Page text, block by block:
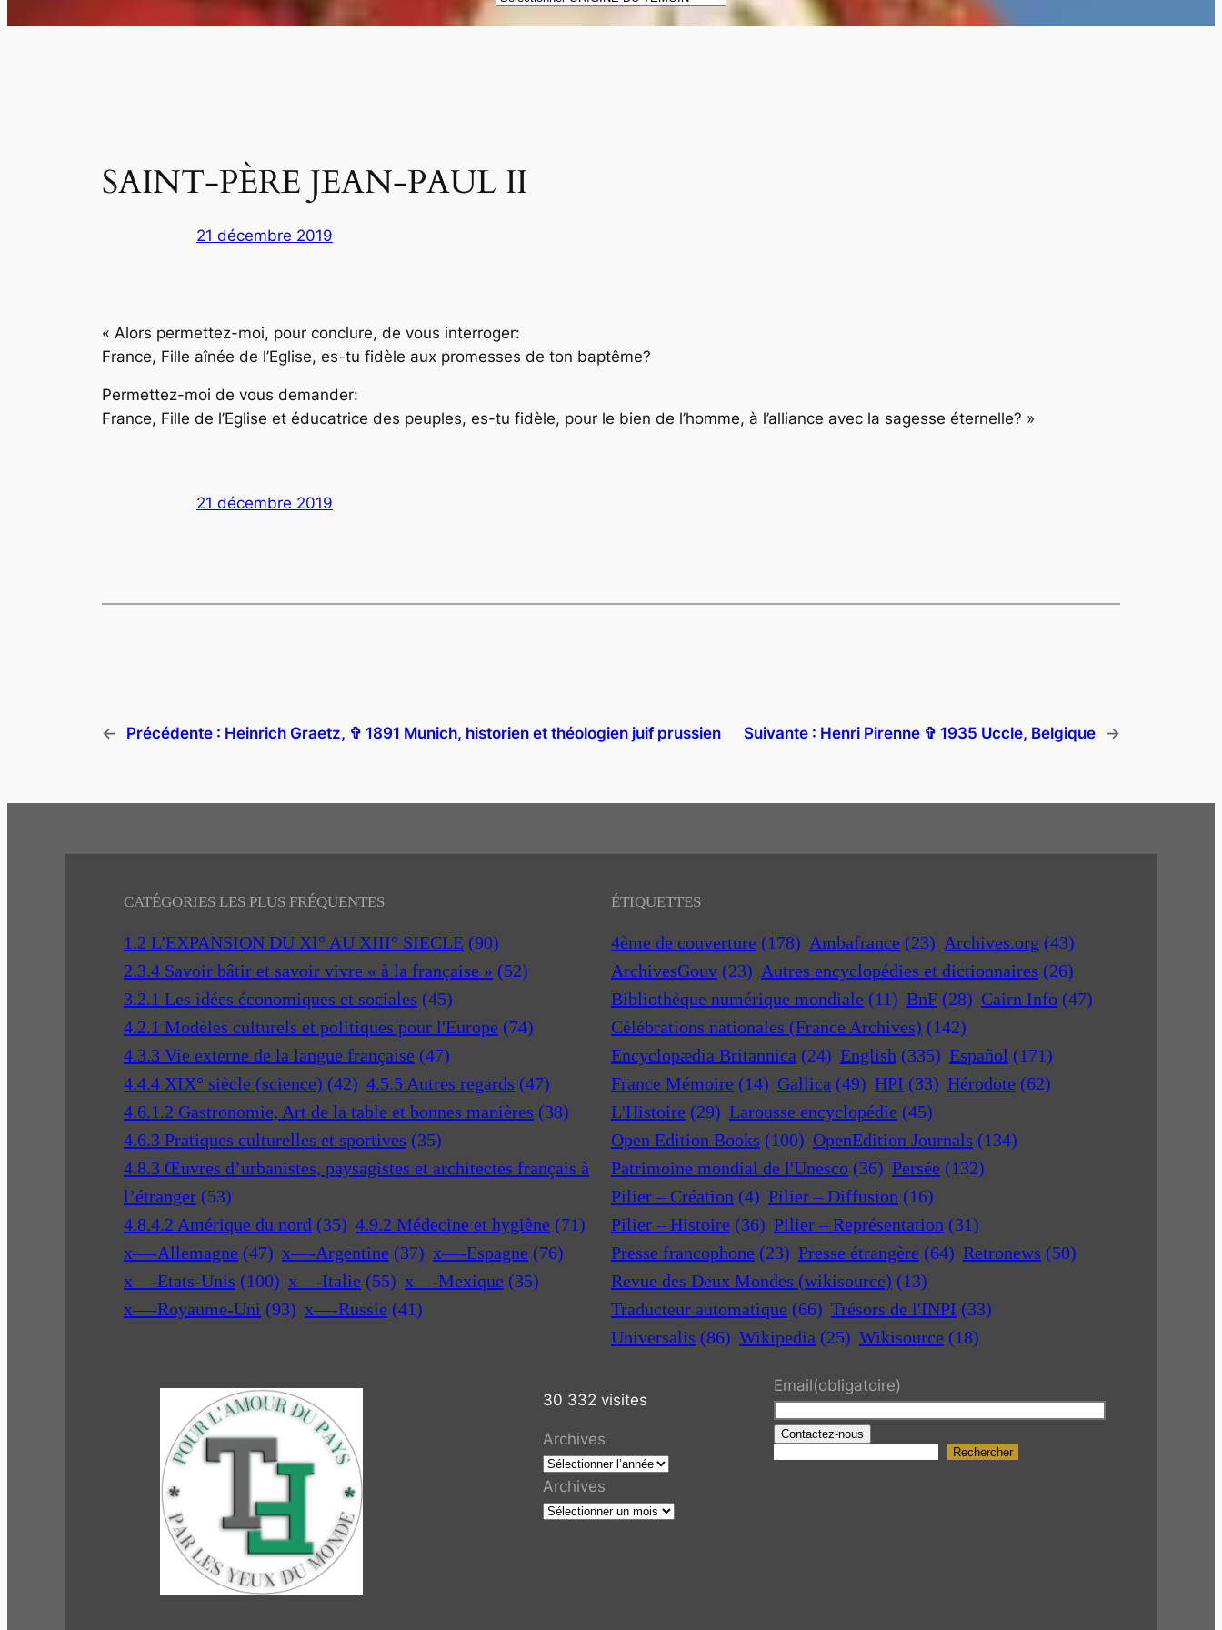
SAINT-PÈRE JEAN-PAUL II
21 décembre 2019
« Alors permettez-moi, pour conclure, de vous interroger:
France, Fille aînée de l’Eglise, es-tu fidèle aux promesses de ton baptême?
Permettez-moi de vous demander:
France, Fille de l’Eglise et éducatrice des peuples, es-tu fidèle, pour le bien de l’homme, à l’alliance avec la sagesse éternelle? »
21 décembre 2019
← Précédente : Heinrich Graetz, ✞ 1891 Munich, historien et théologien juif prussien Suivante : Henri Pirenne ✞ 1935 Uccle, Belgique →
CATÉGORIES LES PLUS FRÉQUENTES
1.2 L'EXPANSION DU XI° AU XIII° SIECLE (90)
2.3.4 Savoir bâtir et savoir vivre « à la française » (52)
3.2.1 Les idées économiques et sociales (45)
4.2.1 Modèles culturels et politiques pour l'Europe (74)
4.3.3 Vie externe de la langue française (47)
4.4.4 XIX° siècle (science) (42) 4.5.5 Autres regards (47)
4.6.1.2 Gastronomie, Art de la table et bonnes manières (38)
4.6.3 Pratiques culturelles et sportives (35)
4.8.3 Œuvres d’urbanistes, paysagistes et architectes français à
l’étranger (53)
4.8.4.2 Amérique du nord (35) 4.9.2 Médecine et hygiène (71)
x—-Allemagne (47) x—-Argentine (37) x—-Espagne (76)
x—-Etats-Unis (100) x—-Italie (55) x—-Mexique (35)
x—-Royaume-Uni (93) x—-Russie (41)
ÉTIQUETTES
4ème de couverture (178) Ambafrance (23) Archives.org (43)
ArchivesGouv (23) Autres encyclopédies et dictionnaires (26)
Bibliothèque numérique mondiale (11) BnF (28) Cairn Info (47)
Célébrations nationales (France Archives) (142)
Encyclopædia Britannica (24) English (335) Español (171)
France Mémoire (14) Gallica (49) HPI (33) Hérodote (62)
L'Histoire (29) Larousse encyclopédie (45)
Open Edition Books (100) OpenEdition Journals (134)
Patrimoine mondial de l'Unesco (36) Persée (132)
Pilier – Création (4) Pilier – Diffusion (16)
Pilier – Histoire (36) Pilier – Représentation (31)
Presse francophone (23) Presse étrangère (64) Retronews (50)
Revue des Deux Mondes (wikisource) (13)
Traducteur automatique (66) Trésors de l'INPI (33)
Universalis (86) Wikipedia (25) Wikisource (18)
30 332 visites
Archives
Archives
Email(obligatoire)
Contactez-nous
Rechercher